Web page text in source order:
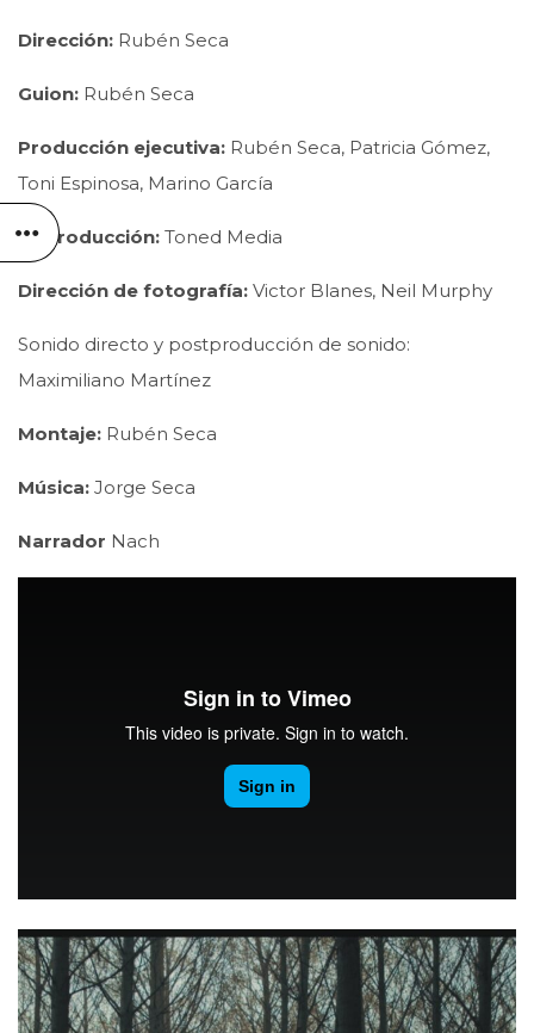
Dirección: Rubén Seca
Guion: Rubén Seca
Producción ejecutiva: Rubén Seca, Patricia Gómez,
Toni Espinosa, Marino García
Coproducción: Toned Media
Dirección de fotografía: Victor Blanes, Neil Murphy
Sonido directo y postproducción de sonido:
Maximiliano Martínez
Montaje: Rubén Seca
Música: Jorge Seca
Narrador Nach